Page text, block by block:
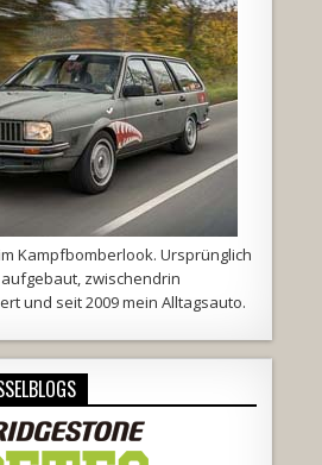
Kampfbomberlook. Ursprünglich
zwischendrin
und seit 2009 mein Alltagsauto.